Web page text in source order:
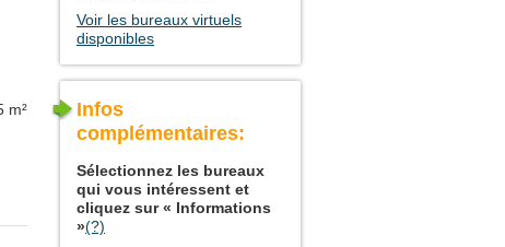
m²
Voir les bureaux virtuels
disponibles
Infos
complémentaires:
Sélectionnez les bureaux
qui vous intéressent et
cliquez sur « Informations
»(?)